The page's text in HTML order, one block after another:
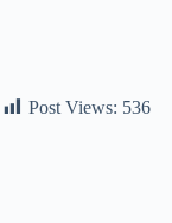
Post Views: 536